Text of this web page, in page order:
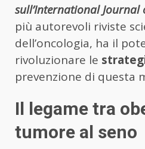
sull’International Journal
più autorevoli riviste
dell’oncologia, ha il
rivoluzionare le
prevenzione di questa
Il legame tra
tumore al seno